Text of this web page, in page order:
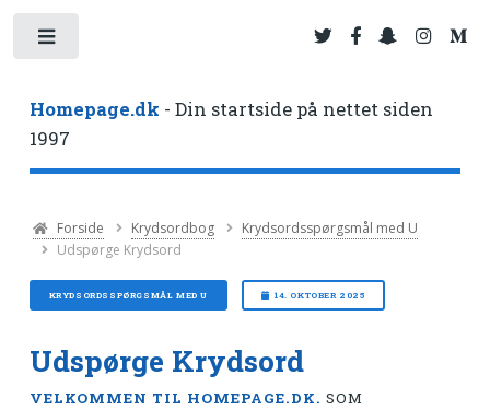
Homepage.dk - Din startside på nettet siden
1997
Forside Krydsordbog
Krydsordsspørgsmål med U
Udspørge Krydsord
KRYDSORDSSPØRGSMÅL MED U 14. OKTOBER 2025
Udspørge Krydsord
VELKOMMEN TIL HOMEPAGE.DK. SOM